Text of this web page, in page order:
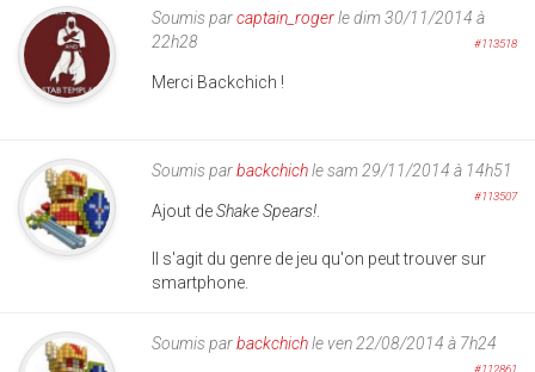
Soumis parcaptain_rogerle dim 30/11/2014 à
22h28
#113518
Merci Backchich !
Soumis parbackchichle sam 29/11/2014 à 14h51
#113507
Ajout deShake Spears!
Il s'agit du genre de jeu qu'on peut trouver sur
smartphone.
Soumis parbackchichle ven 22/08/2014 à 7h24
#112861